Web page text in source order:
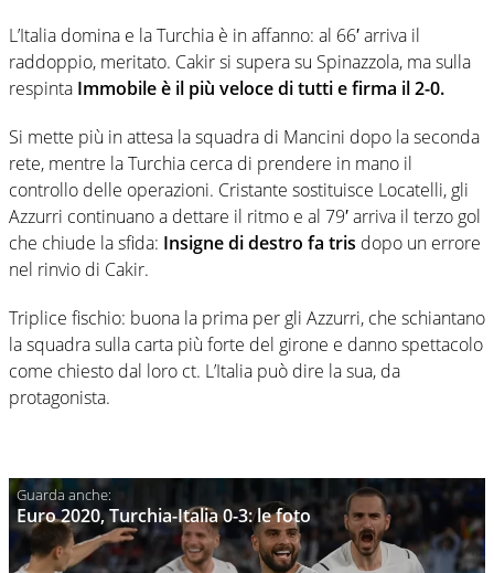
L’Italia domina e la Turchia è in affanno: al 66′ arriva il
raddoppio, meritato. Cakir si supera su Spinazzola, ma sulla
respinta Immobile è il più veloce di tutti e firma il 2-0.
Si mette più in attesa la squadra di Mancini dopo la seconda
rete, mentre la Turchia cerca di prendere in mano il
controllo delle operazioni. Cristante sostituisce Locatelli, gli
Azzurri continuano a dettare il ritmo e al 79′ arriva il terzo gol
che chiude la sfida: Insigne di destro fa tris dopo un errore
nel rinvio di Cakir.
Triplice fischio: buona la prima per gli Azzurri, che schiantano
la squadra sulla carta più forte del girone e danno spettacolo
come chiesto dal loro ct. L’Italia può dire la sua, da
protagonista.
Euro 2020, Turchia-Italia 0-3: le foto